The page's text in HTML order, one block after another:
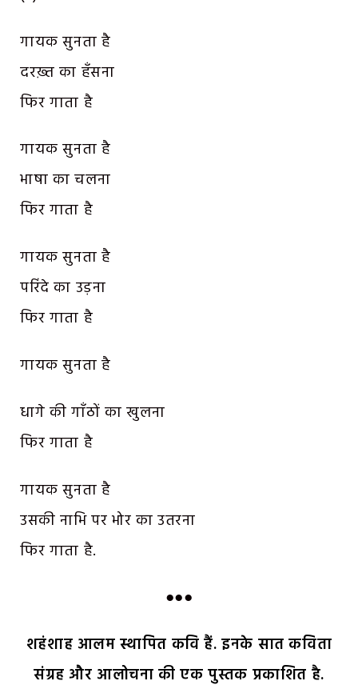
गायक सुनता है
दरख़्त का हँसना
फिर गाता है
गायक सुनता है
भाषा का चलना
फिर गाता है
गायक सुनता है
परिंदे का उड़ना
फिर गाता है
गायक सुनता है
धागे की गाँठों का खुलना
फिर गाता है
गायक सुनता है
उसकी नाभि पर भोर का उतरना
फिर गाता है.
●●●
शहंशाह आलम स्थापित कवि हैं. इनके सात कविता
संग्रह और आलोचना की एक पुस्तक प्रकाशित है.